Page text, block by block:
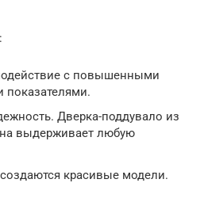
с повышенными
показателями.
Дверка-поддувало из
выдерживает любую
создаются красивые модели.